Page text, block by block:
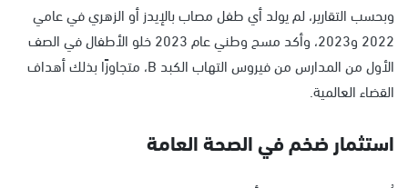
وبحسب التقارير، لم يولد أي طفل مصاب بالإيدز أو الزهري في عامي
2022 و2023، وأكد مسح وطني عام 2023 خلو الأطفال في الصف
الأول من المدارس من فيروس التهاب الكبد B، متجاوزًا بذلك أهداف
القضاء العالمية.
استثمار ضخم في الصحة العامة